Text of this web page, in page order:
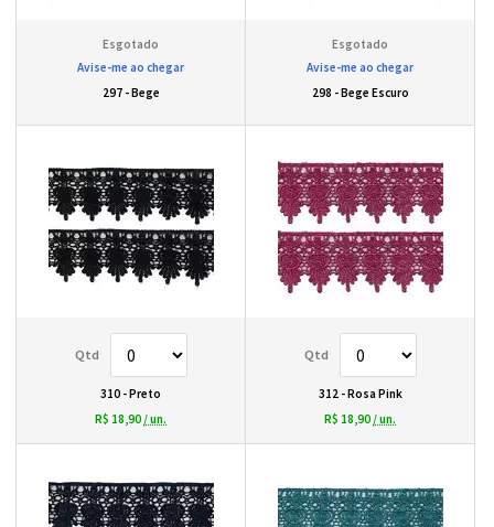
Avise-me ao chegar
297 - Bege
Avise-me ao chegar
298 - Bege Escuro
310 - Preto
R$ 18,90 / un.
312 - Rosa Pink
R$ 18,90 / un.